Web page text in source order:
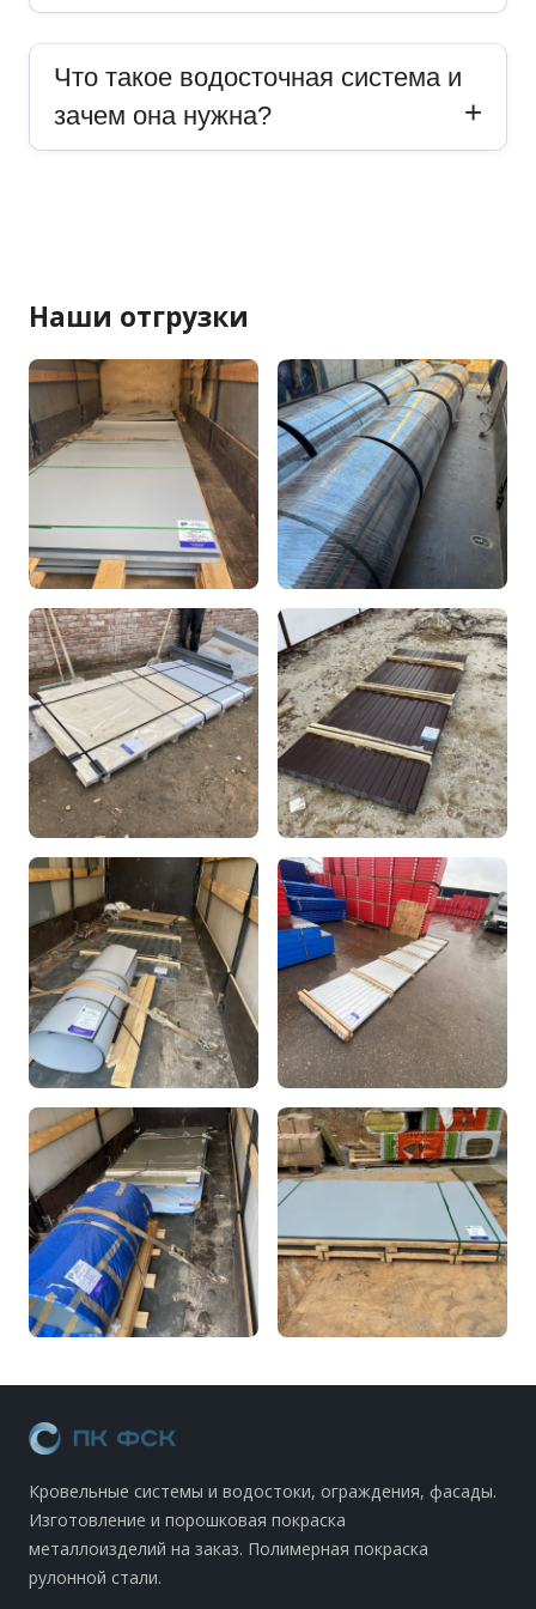
Что такое водосточная система и
зачем она нужна?
Наши отгрузки
Кровельные системы и водостоки, ограждения, фасады.
Изготовление и порошковая покраска
металлоизделий на заказ. Полимерная покраска
рулонной стали.